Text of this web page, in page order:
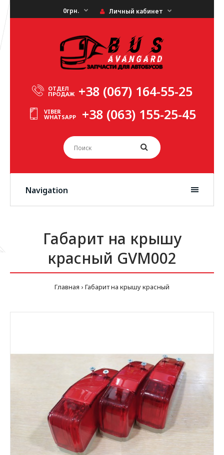
0грн. Личный кабинет
ОТДЕЛ
ПРОДАЖ +38 (067) 164-55-25
VIBER
WHATSAPP +38 (063) 155-25-45
Navigation
Габарит на крышу
красный GVM002
Главная Габарит на крышу красный